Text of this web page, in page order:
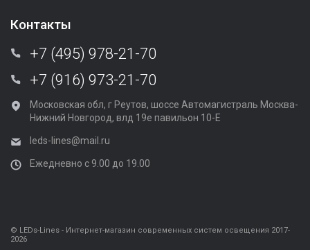
Контакты
+7 (495) 978-21-70
+7 (916) 973-21-70
Московская обл, г Реутов, шоссе Автомагистраль Москва-
Нижний Новгород, влд 19е павильон 10-Е
leds-lines@mail.ru
Ежедневно с 9.00 до 19.00
© LEDs-Lines - Интернет-магазин современных систем освещения 2017-
2026